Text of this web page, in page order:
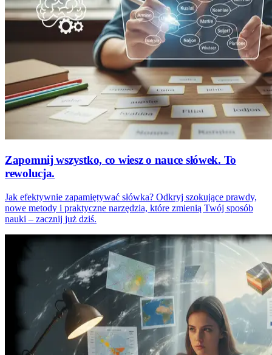
Zapomnij wszystko, co wiesz o nauce słówek. To
rewolucja.
Jak efektywnie zapamiętywać słówka? Odkryj szokujące prawdy,
nowe metody i praktyczne narzędzia, które zmienią Twój sposób
nauki – zacznij już dziś.